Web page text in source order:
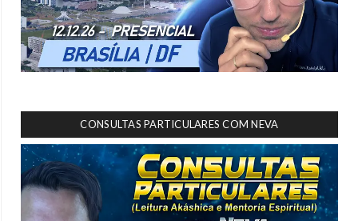
CONSULTAS PARTICULARES COM NEVA